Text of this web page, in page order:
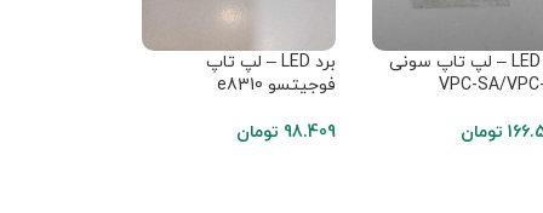
برد LED – لپ تاپ سونی
VPC-SA/
تومان
برد LED – لپ تاپ
فوجیتسو e8310
98.409 تومان